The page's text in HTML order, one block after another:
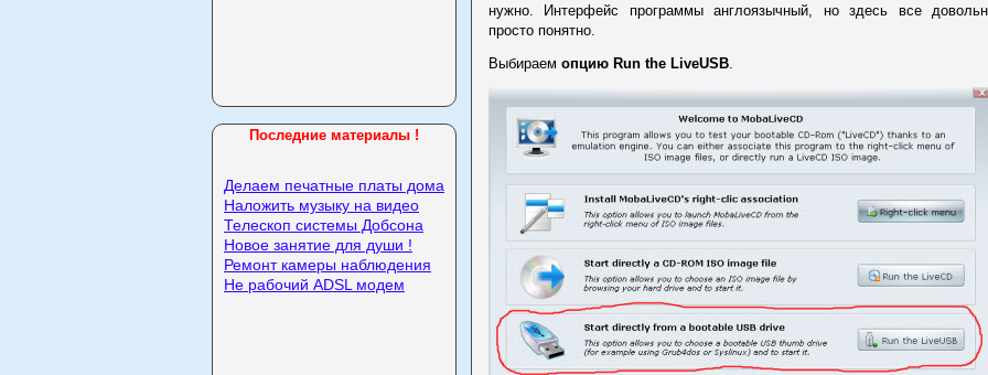
Последние материалы !
Делаем печатные платы дома
Наложить музыку на видео
Телескоп системы Добсона
Новое занятие для души !
Ремонт камеры наблюдения
Не рабочий ADSL модем
нужно. Интерфейс программы англоязычный, но здесь все
просто понятно.
Выбираем опцию Run the LiveUSB